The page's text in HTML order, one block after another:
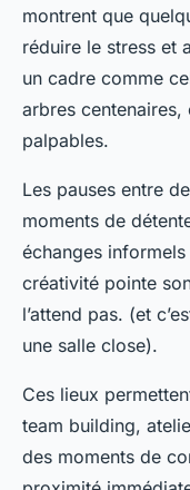
montrent que
réduire le stress et
un cadre comme
arbres
palpables.
Les pauses entre
moments de
échanges informels
créativité pointe
l’attend pas. (et
une salle close).
Ces lieux
team building,
des moments de